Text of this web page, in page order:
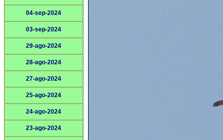
04-sep-2024
03-sep-2024
29-ago-2024
28-ago-2024
27-ago-2024
25-ago-2024
24-ago-2024
23-ago-2024